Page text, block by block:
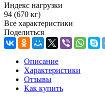
Индекс нагрузки
94 (670 кг)
Все характеристики
Поделиться
Описание
Характеристики
Отзывы
Как купить